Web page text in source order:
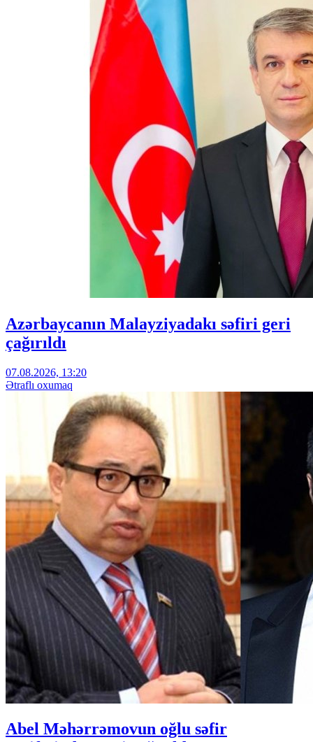
Azərbaycanın Malayziyadakı səfiri geri
çağırıldı
07.08.2026, 13:20
Ətraflı oxumaq
Abel Məhərrəmovun oğlu səfir